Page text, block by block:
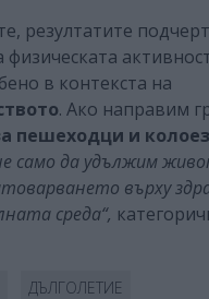
резултатите
физическата
в контекста на
. Ако направим
пешеходци и
само да удължим
върху
среда“,
ДЪЛГОЛЕТИЕ